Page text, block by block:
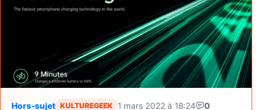
Hors-sujet KULTUREGEEK 1 mars 2022 à 18:24 0